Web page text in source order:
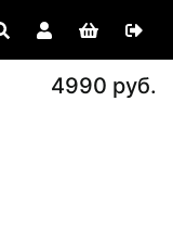
4990 руб.